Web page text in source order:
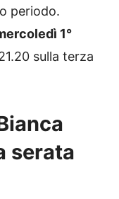
periodo.
1°
sulla terza
serata